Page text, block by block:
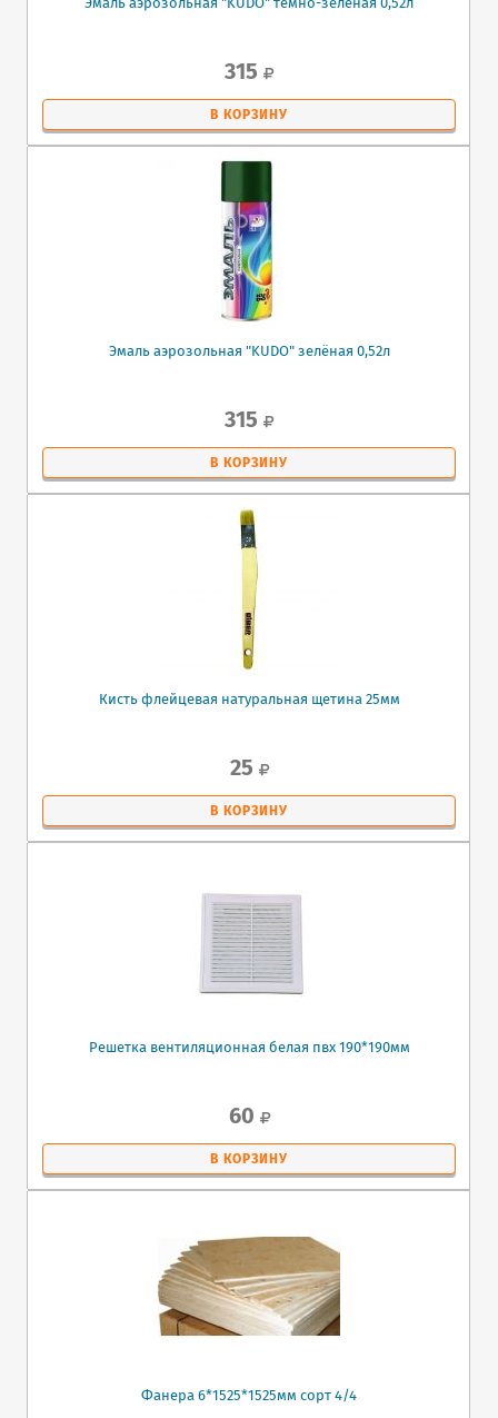
315
В КОРЗИНУ
Эмаль аэрозольная "KUDO" зелёная 0,52л
315
В КОРЗИНУ
Кисть флейцевая натуральная щетина 25мм
25
В КОРЗИНУ
Решетка вентиляционная белая пвх 190*190мм
60
В КОРЗИНУ
Фанера 6*1525*1525мм сорт 4/4